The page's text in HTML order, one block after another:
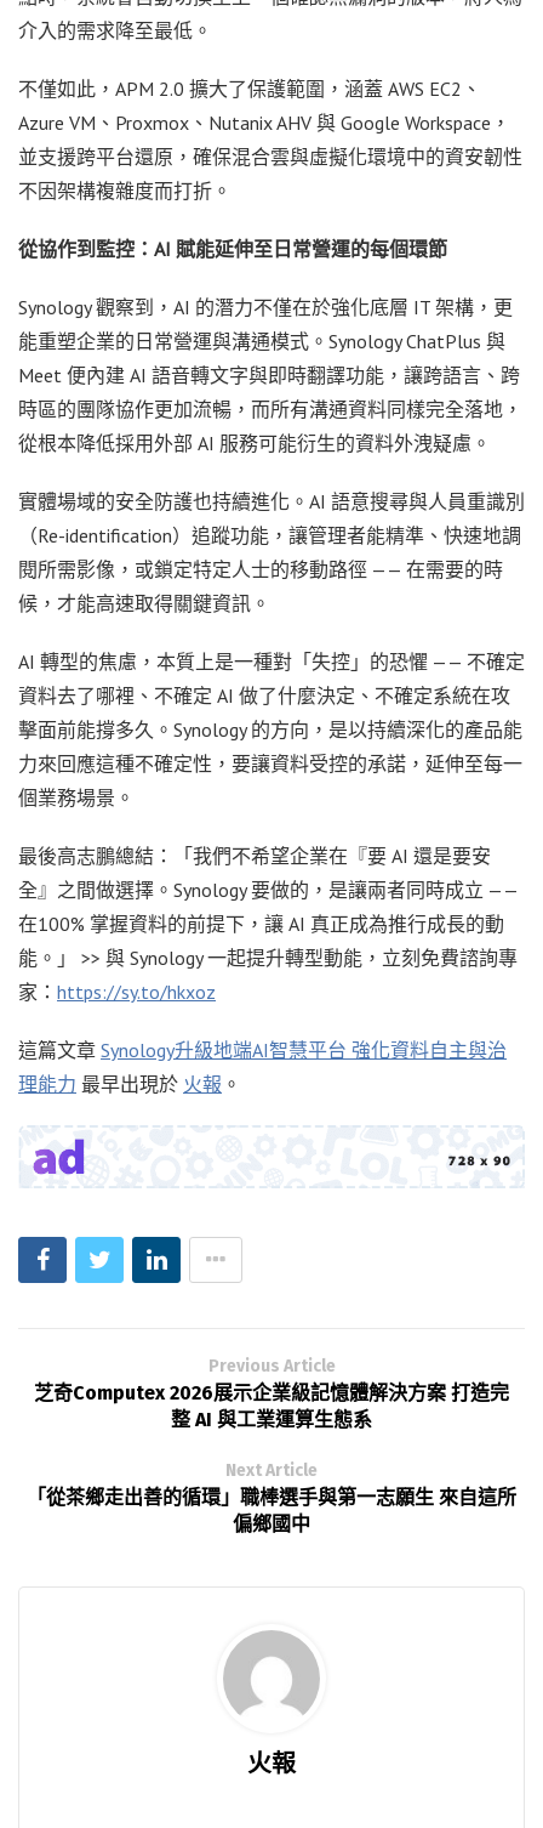
介入的需求降至最低。
不僅如此，APM 2.0 擴大了保護範圍，涵蓋 AWS EC2、
Azure VM、Proxmox、Nutanix AHV 與 Google Workspace，
並支援跨平台還原，確保混合雲與虛擬化環境中的資安韌性
不因架構複雜度而打折。
從協作到監控：AI 賦能延伸至日常營運的每個環節
Synology 觀察到，AI 的潛力不僅在於強化底層 IT 架構，更
能重塑企業的日常營運與溝通模式。Synology ChatPlus 與
Meet 便內建 AI 語音轉文字與即時翻譯功能，讓跨語言、跨
時區的團隊協作更加流暢，而所有溝通資料同樣完全落地，
從根本降低採用外部 AI 服務可能衍生的資料外洩疑慮。
實體場域的安全防護也持續進化。AI 語意搜尋與人員重識別
（Re-identification）追蹤功能，讓管理者能精準、快速地調
閱所需影像，或鎖定特定人士的移動路徑 —— 在需要的時
候，才能高速取得關鍵資訊。
AI 轉型的焦慮，本質上是一種對「失控」的恐懼 —— 不確定
資料去了哪裡、不確定 AI 做了什麼決定、不確定系統在攻
擊面前能撐多久。Synology 的方向，是以持續深化的產品能
力來回應這種不確定性，要讓資料受控的承諾，延伸至每一
個業務場景。
最後高志鵬總結：「我們不希望企業在『要 AI 還是要安
全』之間做選擇。Synology 要做的，是讓兩者同時成立 ——
在100% 掌握資料的前提下，讓 AI 真正成為推行成長的動
能。」 >> 與 Synology 一起提升轉型動能，立刻免費諮詢專
家： https://sy.to/hkxoz
這篇文章 Synology升級地端AI智慧平台 強化資料自主與治
理能力 最早出現於 火報 。
Previous Article
芝奇Computex 2026展示企業級記憶體解決方案 打造完
整 AI 與工業運算生態系
Next Article
「從茶鄉走出善的循環」職棒選手與第一志願生 來自這所
偏鄉國中
火報